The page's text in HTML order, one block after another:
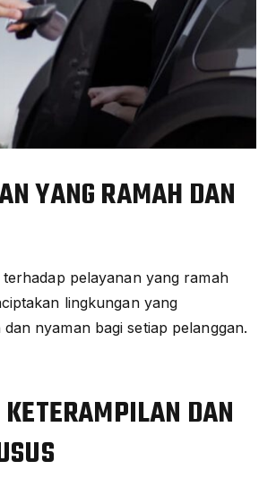
YANG RAMAH DAN
terhadap pelayanan yang ramah
lingkungan yang
nyaman bagi setiap pelanggan.
DAN